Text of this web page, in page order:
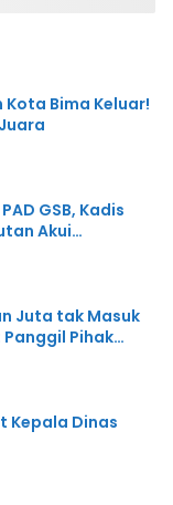
Bima Keluar!
GSB, Kadis
Akui
Juta tak Masuk
Pihak
Kepala Dinas